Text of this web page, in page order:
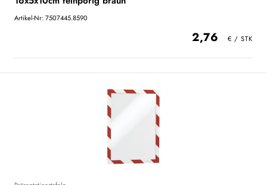
Artikel-Nr: 7507445.8590
2,76